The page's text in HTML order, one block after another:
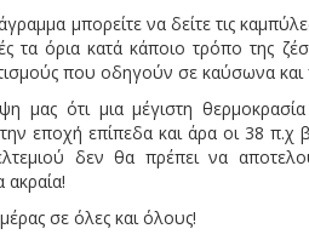
μπορείτε να δείτε τις
τα όρια κατά κάποιο τρόπο της
που οδηγούν σε καύσωνα
μας ότι μια μέγιστη
εποχή επίπεδα και άρα οι 38
δεν θα πρέπει να
σε όλες και όλους!